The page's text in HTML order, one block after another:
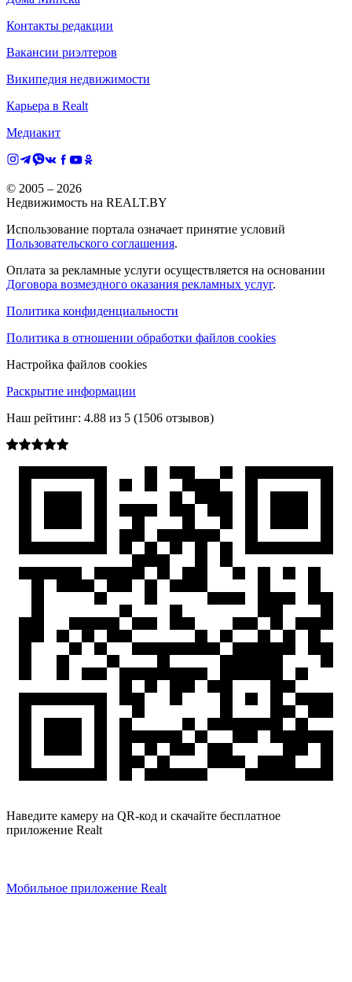
Контакты редакции
Вакансии риэлтеров
Википедия недвижимости
Карьера в Realt
Медиакит
© 2005 – 2026
Недвижимость на REALT.BY
Использование портала означает принятие условий
Пользовательского соглашения.
Оплата за рекламные услуги осуществляется на основании
Договора возмездного оказания рекламных услуг.
Политика конфиденциальности
Политика в отношении обработки файлов cookies
Настройка файлов cookies
Раскрытие информации
Наш рейтинг: 4.88 из 5 (1506 отзывов)
Наведите камеру на QR-код и скачайте бесплатное
приложение Realt
Мобильное приложение Realt